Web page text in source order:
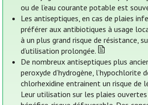
ou de l’eau courante potable est
Les antiseptiques, en cas de plaies
préférer aux antibiotiques à usage
à un plus grand risque de résistance,
d’utilisation prolongée.
De nombreux antiseptiques plus
peroxyde d’hydrogène, l’hypochlorite
chlorhexidine entrainent un risque de
Leur utilisation sur les plaies ouvertes